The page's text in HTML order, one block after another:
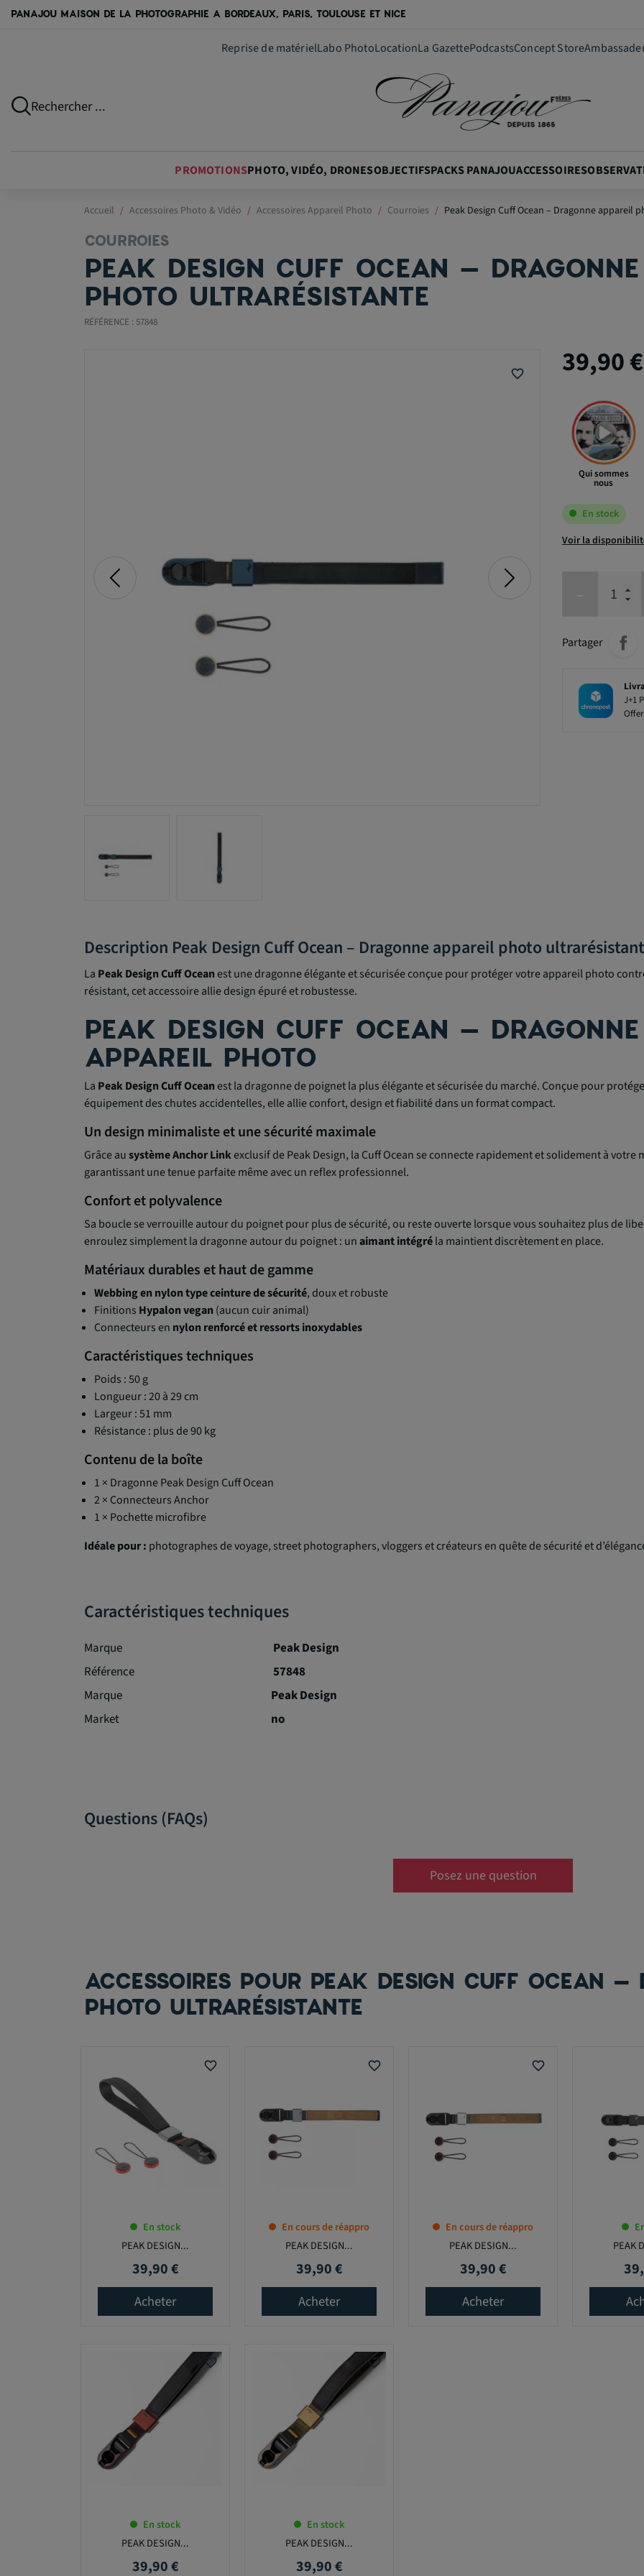
PANAJOU MAISON DE LA PHOTOGRAPHIE A BORDEAUX, PARIS, TOULOUSE ET NICE
Reprise de matérielLabo PhotoLocationLa GazettePodcastsConcept Store
Rechercher ...
PROMOTIONSPHOTO, VIDÉO, DRONESOBJECTIFSPACKS PANAJOUACCESSOIRES
Accueil Accessoires Photo & Vidéo Accessoires Appareil Photo Courroies Peak Design Cuff Ocean – Dragonne appareil
COURROIES
PEAK DESIGN CUFF OCEAN –
PHOTO ULTRARÉSISTANTE
RÉFÉRENCE : 57848
favorite_border 39,90
Qui sommes
nous
En stock
Voir la
Partager
J+1
Description Peak Design Cuff Ocean – Dragonne appareil photo
La Peak Design Cuff Oceanest une dragonne élégante et sécurisée conçue pour protéger votre appareil photo
résistant, cet accessoire allie design épuré et robustesse.
PEAK DESIGN CUFF OCEAN –
APPAREIL PHOTO
La Peak Design Cuff Oceanest la dragonne de poignet la plus élégante et sécurisée du marché. Conçue pour
équipement des chutes accidentelles, elle allie confort, design et fiabilité dans un format compact.
Un design minimaliste et une sécurité maximale
Grâce ausystème Anchor Linkexclusif de Peak Design, la Cuff Ocean se connecte rapidement et solidement à votre
garantissant une tenue parfaite même avec un reflex professionnel.
Confort et polyvalence
Sa boucle se verrouille autour du poignet pour plus de sécurité, ou reste ouverte lorsque vous souhaitez plus de
enroulez simplement la dragonne autour du poignet : unaimant intégréla maintient discrètement en place.
Matériaux durables et haut de gamme
Webbing en nylon type ceinture de sécurité, doux et robuste
Finitions Hypalon vegan (aucun cuir animal)
Connecteurs en nylon renforcé et ressorts inoxydables
Caractéristiques techniques
Poids : 50 g
Longueur : 20 à 29 cm
Largeur : 51 mm
Résistance : plus de 90 kg
Contenu de la boîte
1 × Dragonne Peak Design Cuff Ocean
2 × Connecteurs Anchor
1 × Pochette microfibre
Idéale pour : photographes de voyage, street photographers, vloggers et créateurs en quête de sécurité et
Caractéristiques techniques
Marque
Peak Design
Référence
57848
Marque
Peak Design
Market
no
Questions (FAQs)
Posez une question
ACCESSOIRES POUR PEAK DESIGN CUFF OCEAN –
PHOTO ULTRARÉSISTANTE
favorite_border
En stock
PEAK DESIGN...
Prix
39,90 €
Acheter
favorite_border
En cours de réappro
PEAK DESIGN...
Prix
39,90 €
Acheter
favorite_border
En cours de réappro
PEAK DESIGN...
Prix
39,90 €
Acheter
PEAK
Prix
favorite_border
En stock
PEAK DESIGN...
Prix
39,90 €
favorite_border
En stock
PEAK DESIGN...
Prix
39,90 €